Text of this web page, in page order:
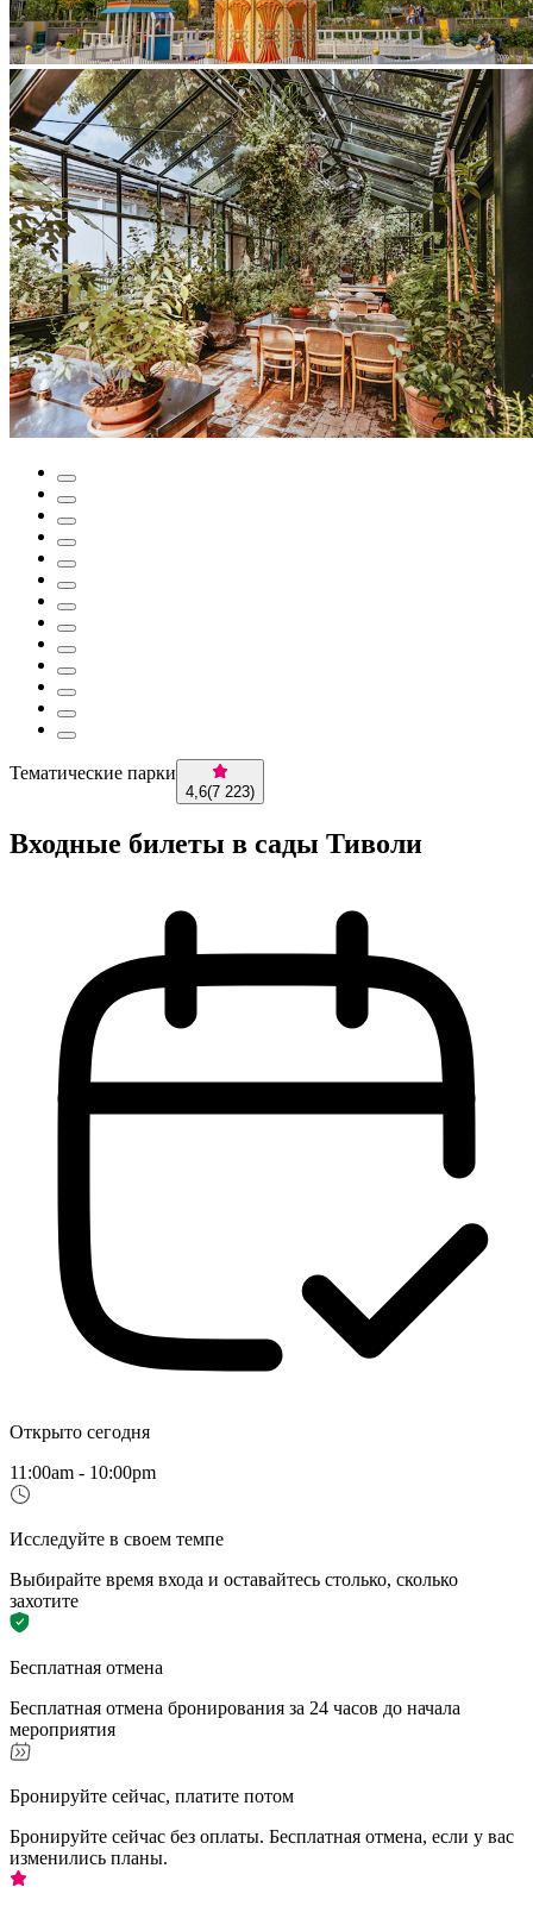
Тематические парки
4,6(7 223)
Входные билеты в сады Тиволи
Открыто сегодня
11:00am - 10:00pm
Исследуйте в своем темпе
Выбирайте время входа и оставайтесь столько, сколько
захотите
Бесплатная отмена
Бесплатная отмена бронирования за 24 часов до начала
мероприятия
Бронируйте сейчас, платите потом
Бронируйте сейчас без оплаты. Бесплатная отмена, если у вас
изменились планы.